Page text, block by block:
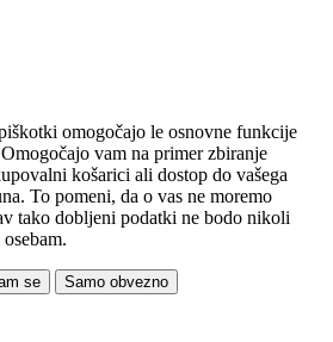
omogočajo le osnovne funkcije
vam na primer zbiranje
košarici ali dostop do vašega
To pomeni, da o vas ne moremo
tako dobljeni podatki ne bodo nikoli
se Samo obvezno